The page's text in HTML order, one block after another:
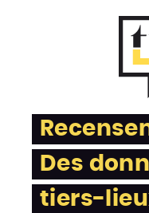
Des
tiers-